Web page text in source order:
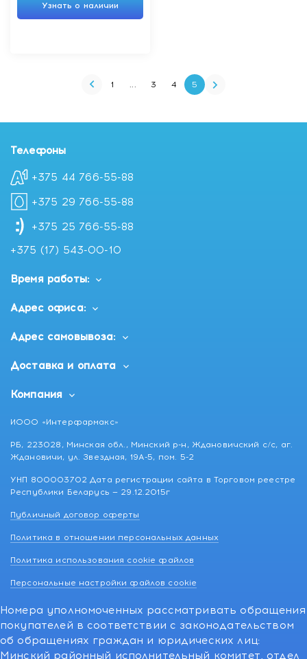
Узнать о наличии
1 ... 3 4 5
Телефоны
+375 44 766-55-88
+375 29 766-55-88
+375 25 766-55-88
+375 (17) 543-00-10
Время работы:
Адрес офиса:
Адрес самовывоза:
Доставка и оплата
Компания
ИООО «Интерфармакс»
РБ, 223028, Минская обл., Минский р-н, Ждановичский с/с, аг.
Ждановичи, ул. Звездная, 19А-5, пом. 5-2
УНП 800003702 Дата регистрации сайта в Торговом реестре
Республики Беларусь — 29.12.2015г
Публичный договор оферты
Политика в отношении персональных данных
Политика использования cookie файлов
Персональные настройки файлов cookie
Номера уполномоченных рассматривать обращения
покупателей в соответствии с законодательством
об обращениях граждан и юридических лиц:
Минский районный исполнительный комитет, отдел